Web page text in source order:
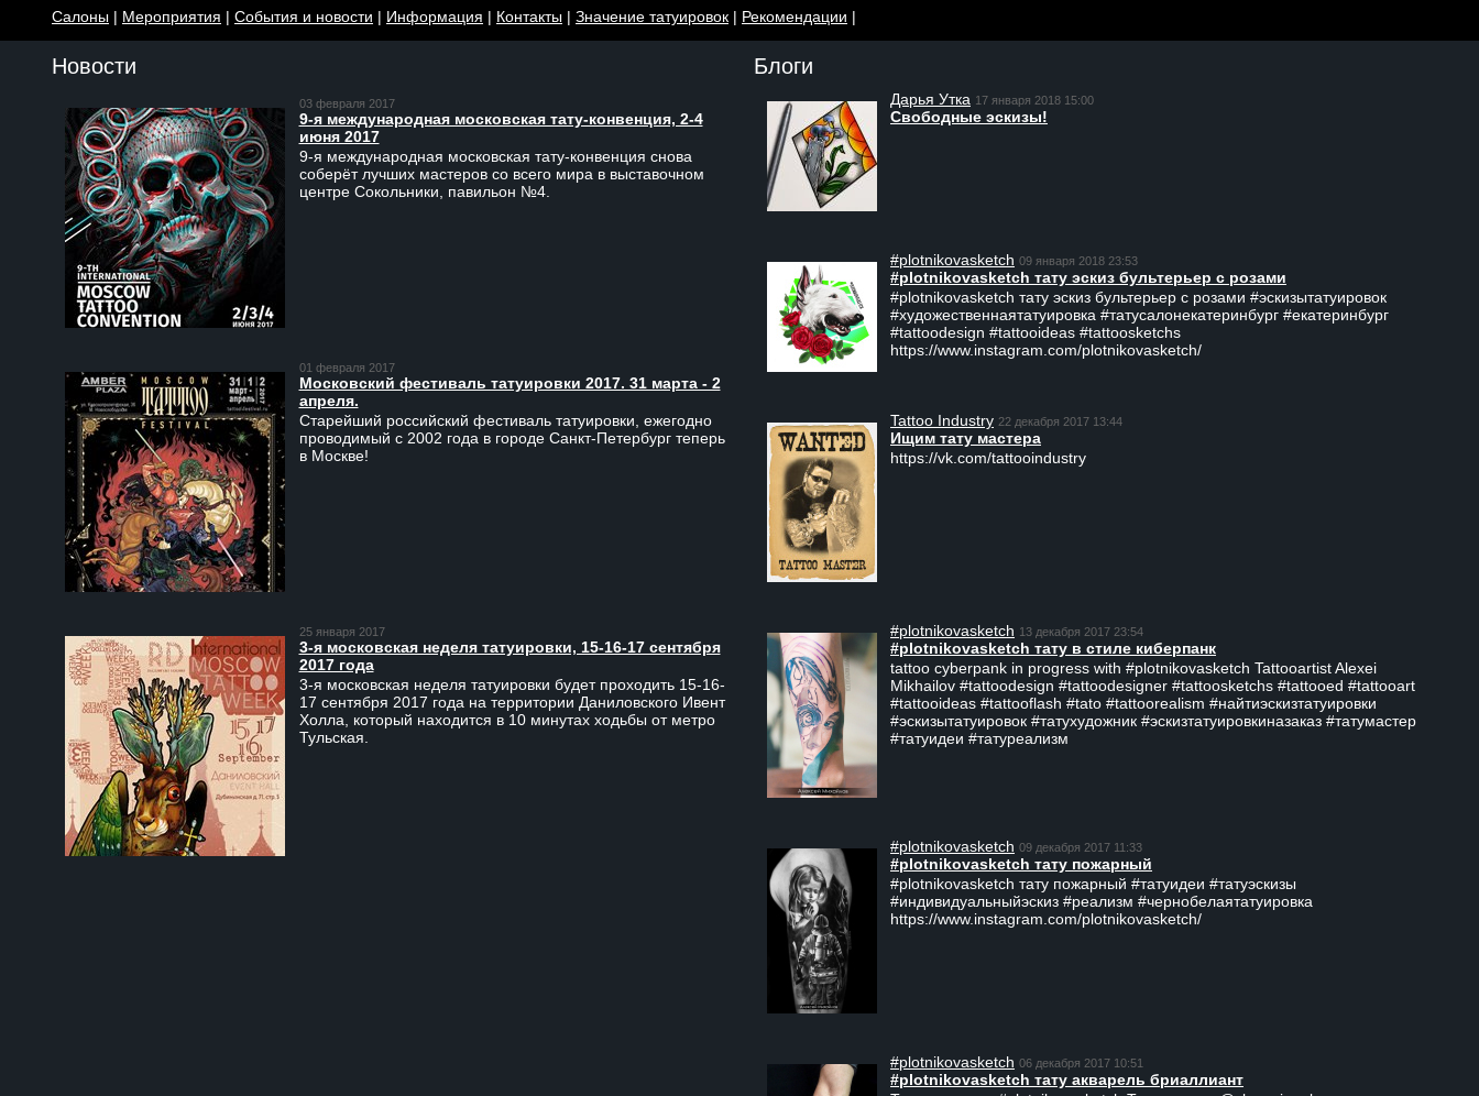
Салоны | Мероприятия | События и новости | Информация | Контакты | Значение татуировок | Рекомендации |
Новости
03 февраля 2017
9-я международная московская тату-конвенция, 2-4
июня 2017
9-я международная московская тату-конвенция снова
соберёт лучших мастеров со всего мира в выставочном
центре Сокольники, павильон №4.
01 февраля 2017
Московский фестиваль татуировки 2017. 31 марта - 2
апреля.
Старейший российский фестиваль татуировки, ежегодно
проводимый с 2002 года в городе Санкт-Петербург теперь
в Москве!
25 января 2017
3-я московская неделя татуировки, 15-16-17 сентября
2017 года
3-я московская неделя татуировки будет проходить 15-16-
17 сентября 2017 года на территории Даниловского Ивент
Холла, который находится в 10 минутах ходьбы от метро
Тульская.
Блоги
Дарья Утка 17 января 2018 15:00
Свободные эскизы!
#plotnikovasketch 09 января 2018 23:53
#plotnikovasketch тату эскиз бультерьер с розами
#plotnikovasketch тату эскиз бультерьер с розами #эскизытатуировок
#художественнаятатуировка #татусалонекатеринбург #екатеринбург
#tattoodesign #tattooideas #tattoosketchs
https://www.instagram.com/plotnikovasketch/
Tattoo Industry 22 декабря 2017 13:44
Ищим тату мастера
https://vk.com/tattooindustry
#plotnikovasketch 13 декабря 2017 23:54
#plotnikovasketch тату в стиле киберпанк
tattoo cyberpank in progress with #plotnikovasketch Tattooartist Alexei
Mikhailov #tattoodesign #tattoodesigner #tattoosketchs #tattooed #tattooart
#tattooideas #tattooflash #tato #tattoorealism #найтиэскизтатуировки
#эскизытатуировок #татухудожник #эскизтатуировкиназаказ #татумастер
#татуидеи #татуреализм
#plotnikovasketch 09 декабря 2017 11:33
#plotnikovasketch тату пожарный
#plotnikovasketch тату пожарный #татуидеи #татуэскизы
#индивидуальныйэскиз #реализм #чернобелаятатуировка
https://www.instagram.com/plotnikovasketch/
#plotnikovasketch 06 декабря 2017 10:51
#plotnikovasketch тату акварель бриаллиант